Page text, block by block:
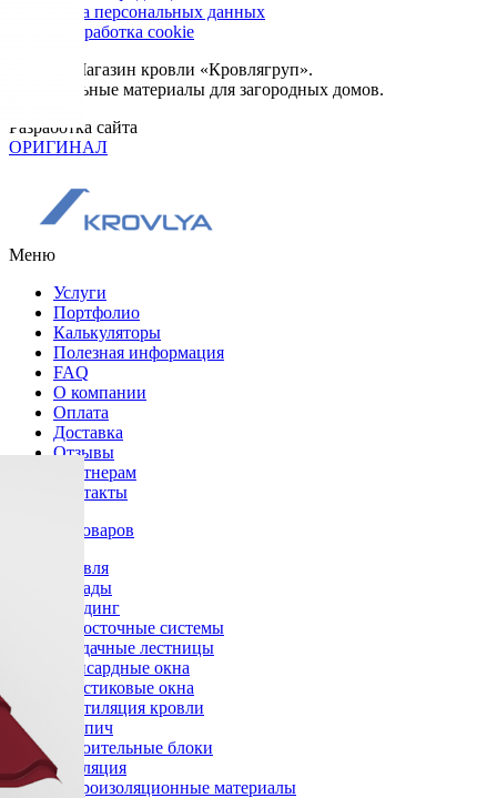
Обработка персональных данных
Сбор и обработка cookie
© 2026. Магазин кровли «Кровлягруп».
Строительные материалы для загородных домов.
Разработка сайта
ОРИГИНАЛ
Меню
Услуги
Портфолио
Калькуляторы
Полезная информация
FAQ
О компании
Оплата
Доставка
Отзывы
Партнерам
Контакты
Каталог товаров
Кровля
Фасады
Сайдинг
Водосточные системы
Чердачные лестницы
Мансардные окна
Пластиковые окна
Вентиляция кровли
Кирпич
Строительные блоки
Изоляция
Гидроизоляционные материалы